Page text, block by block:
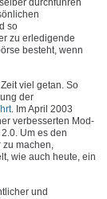
so
zu erledigende
besteht, wenn
viel getan. So
der
. Im April 2003
verbesserten Mod-
Um es den
zu machen,
wie auch heute, ein
und